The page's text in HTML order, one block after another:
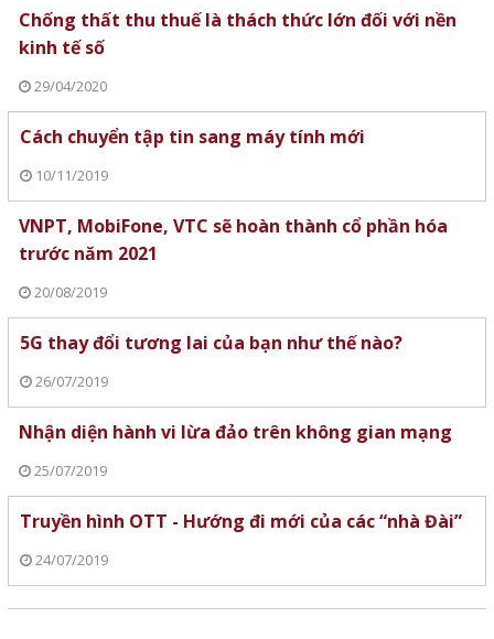
Chống thất thu thuế là thách thức lớn đối với nền
kinh tế số
29/04/2020
Cách chuyển tập tin sang máy tính mới
10/11/2019
VNPT, MobiFone, VTC sẽ hoàn thành cổ phần hóa
trước năm 2021
20/08/2019
5G thay đổi tương lai của bạn như thế nào?
26/07/2019
Nhận diện hành vi lừa đảo trên không gian mạng
25/07/2019
Truyền hình OTT - Hướng đi mới của các “nhà Đài”
24/07/2019